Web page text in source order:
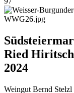
Ried
2024
Weingut Bernd Stelzl